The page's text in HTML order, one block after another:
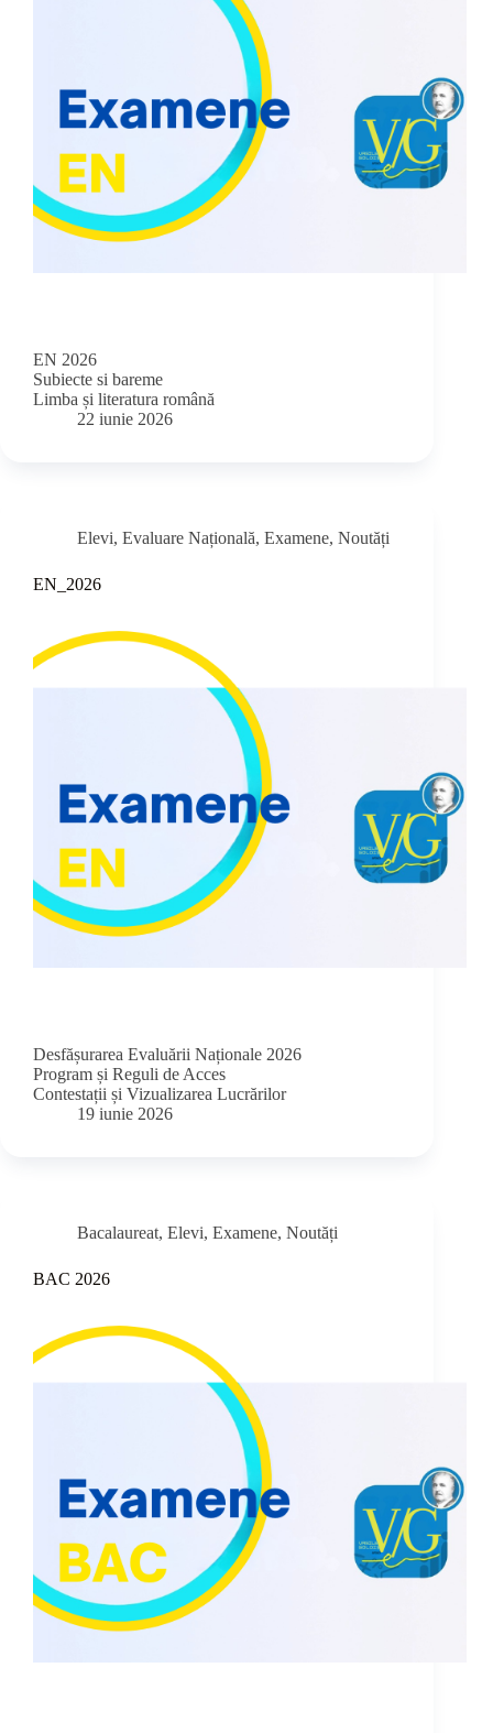
EN 2026
Subiecte si bareme
Limba și literatura română
22 iunie 2026
Elevi, Evaluare Națională, Examene, Noutăți
EN_2026
Desfășurarea Evaluării Naționale 2026
Program și Reguli de Acces
Contestații și Vizualizarea Lucrărilor
19 iunie 2026
Bacalaureat, Elevi, Examene, Noutăți
BAC 2026